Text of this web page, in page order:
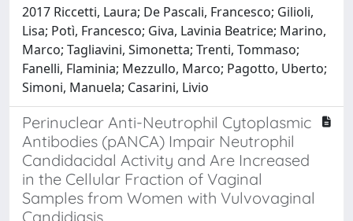
2017 Riccetti, Laura; De Pascali, Francesco; Gilioli,
Lisa; Potì, Francesco; Giva, Lavinia Beatrice; Marino,
Marco; Tagliavini, Simonetta; Trenti, Tommaso;
Fanelli, Flaminia; Mezzullo, Marco; Pagotto, Uberto;
Simoni, Manuela; Casarini, Livio
Perinuclear Anti-Neutrophil Cytoplasmic
Antibodies (pANCA) Impair Neutrophil
Candidacidal Activity and Are Increased
in the Cellular Fraction of Vaginal
Samples from Women with Vulvovaginal
Candidiasis